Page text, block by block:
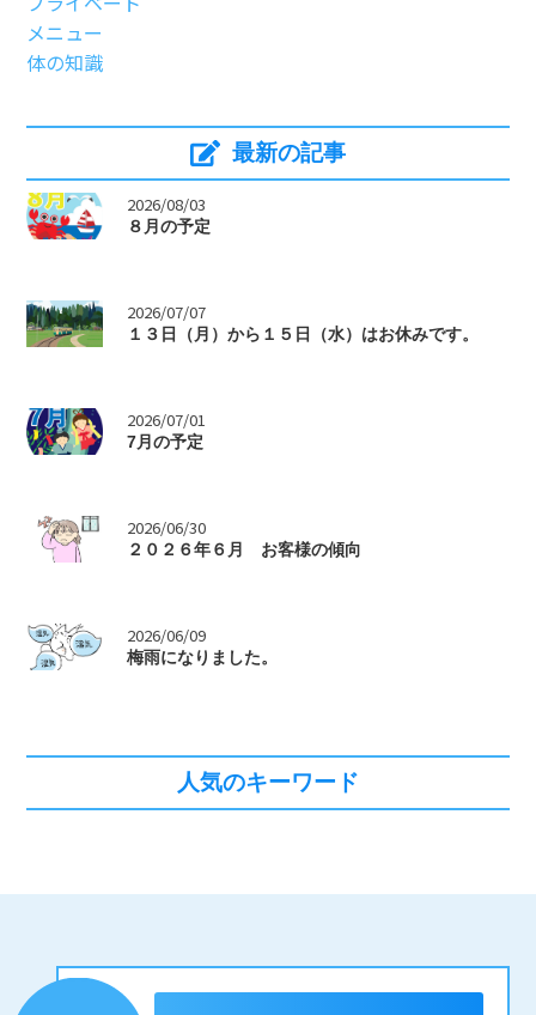
メニュー
体の知識
最新の記事
> 2026/08/03
８月の予定
> 2026/07/07
１３日（月）から１５日（水）はお休みです。
> 2026/07/01
7月の予定
> 2026/06/30
２０２６年６月 お客様の傾向
> 2026/06/09
梅雨になりました。
人気のキーワード